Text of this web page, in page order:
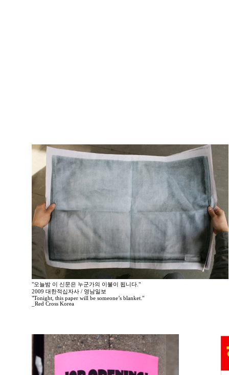
"오늘밤 이 신문은 누군가의 이불이 됩니다."
2009 대한적십자사 / 영남일보
"Tonight, this paper will be someone’s blanket."
_Red Cross Korea